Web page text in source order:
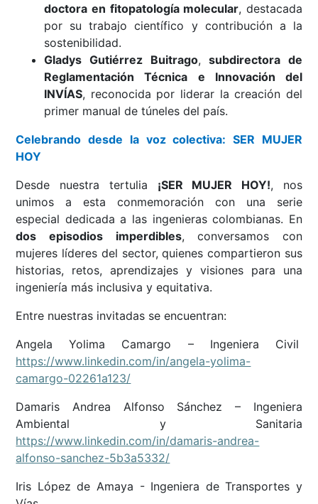
doctora en fitopatología molecular, destacada
por su trabajo científico y contribución a la
sostenibilidad.
Gladys Gutiérrez Buitrago,subdirectora de
Reglamentación Técnica e Innovación del
INVÍAS, reconocida por liderar la creación del
primer manual de túneles del país.
Celebrando desde la voz colectiva: SER MUJER
HOY
Desde nuestra tertulia ¡SER MUJER HOY!, nos
unimos a esta conmemoración con una serie
especial dedicada a las ingenieras colombianas. En
dos episodios imperdibles, conversamos con
mujeres líderes del sector, quienes compartieron sus
historias, retos, aprendizajes y visiones para una
ingeniería más inclusiva y equitativa.
Entre nuestras invitadas se encuentran:
Angela Yolima Camargo – Ingeniera Civil
https://www.linkedin.com/in/angela-yolima-
camargo-02261a123/
Damaris Andrea Alfonso Sánchez – Ingeniera
Ambiental y Sanitaria
https://www.linkedin.com/in/damaris-andrea-
alfonso-sanchez-5b3a5332/
Iris López de Amaya - Ingeniera de Transportes y